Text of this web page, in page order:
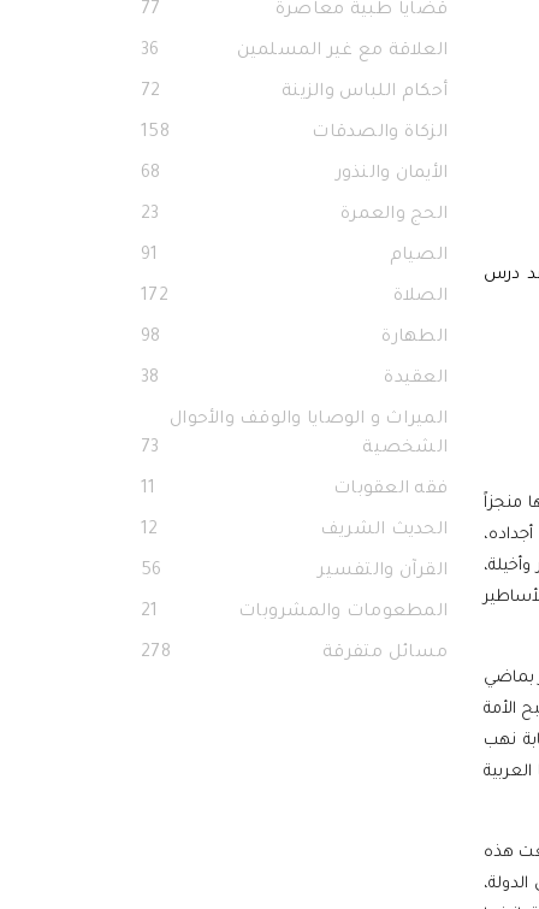
درس
منجزاً
بماضي
الأمة
نهب
هذه
قضايا طبية معاصرة 77
العلاقة مع غير المسلمين 36
أحكام اللباس والزينة 72
الزكاة والصدقات 158
الأيمان والنذور 68
الحج والعمرة 23
الصيام 91
الصلاة 172
الطهارة 98
العقيدة 38
الميراث و الوصايا والوقف والأحوال
الشخصية
73
فقه العقوبات 11
الحديث الشريف 12
القرآن والتفسير 56
المطعومات والمشروبات 21
مسائل متفرقة 278